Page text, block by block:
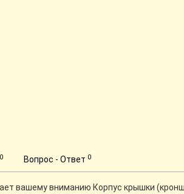
0 Вопрос - Ответ 0
вашему вниманию Корпус крышки